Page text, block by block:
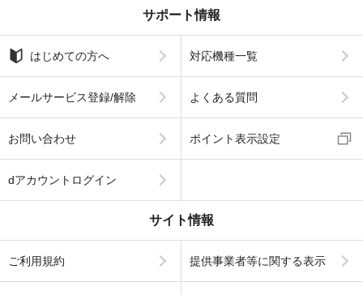
サポート情報
はじめての方へ 対応機種一覧
メールサービス登録/解除 よくある質問
お問い合わせ ポイント表示設定
dアカウントログイン
サイト情報
ご利用規約 提供事業者等に関する表示